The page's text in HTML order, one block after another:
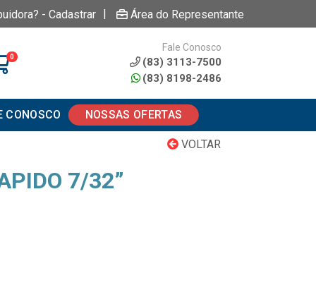
- Cadastrar | Área do Representante
0
Fale Conosco
(83) 3113-7500
(83) 8198-2486
CONOSCO NOSSAS OFERTAS
VOLTAR
7/32”